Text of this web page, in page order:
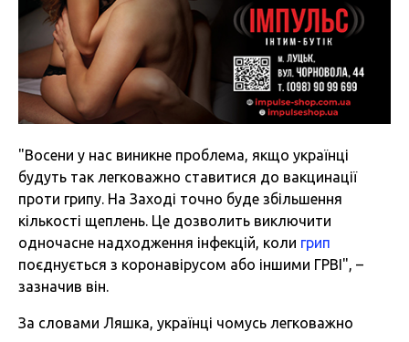
"Восени у нас виникне проблема, якщо українці
будуть так легковажно ставитися до вакцинації
проти грипу. На Заході точно буде збільшення
кількості щеплень. Це дозволить виключити
одночасне надходження інфекцій, коли грип
поєднується з коронавірусом або іншими ГРВІ", –
зазначив він.
За словами Ляшка, українці чомусь легковажно